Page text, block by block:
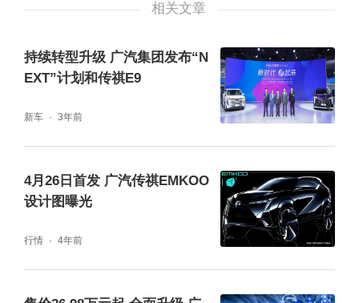
“节奏大师“焊装车间，火花璀璨，挑战5车混流
准确卡点
“技术流“总装车间， 无人参与的挡风玻璃智能
硬核品质背后，工厂直播天团还有更多黑科技
等你挖掘，7小时超长长长长直播，让你越看
相关文章
持续转型升级 广汽集团发布“N
EXT”计划和传祺E9
新车 3年前
4月26日首发 广汽传祺EMKOO
设计图曝光
行情 4年前